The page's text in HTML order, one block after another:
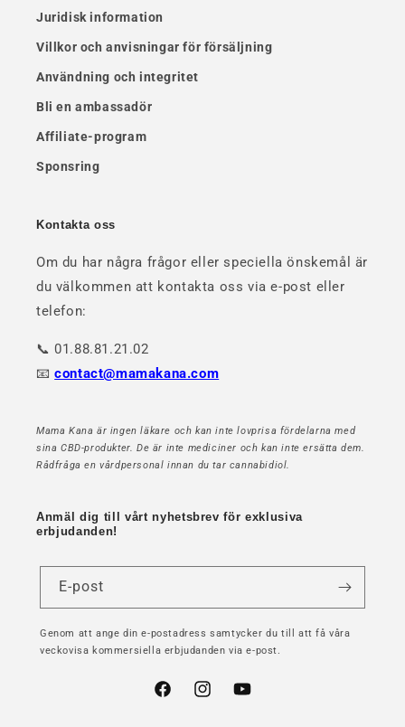
Juridisk information
Villkor och anvisningar för försäljning
Användning och integritet
Bli en ambassadör
Affiliate-program
Sponsring
Kontakta oss
Om du har några frågor eller speciella önskemål är
du välkommen att kontakta oss via e-post eller
telefon:
📞 01.88.81.21.02
📧contact@mamakana.com
Mama Kana är ingen läkare och kan inte lovprisa fördelarna med
sina CBD-produkter. De är inte mediciner och kan inte ersätta dem.
Rådfråga en vårdpersonal innan du tar cannabidiol.
Anmäl dig till vårt nyhetsbrev för exklusiva
erbjudanden!
E-post
Genom att ange din e-postadress samtycker du till att få våra
veckovisa kommersiella erbjudanden via e-post.
FacebookInstagramYouTube